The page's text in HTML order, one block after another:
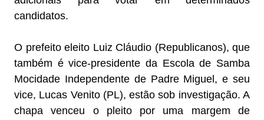
candidatos.
O prefeito eleito Luiz Cláudio (Republicanos), que
também é vice-presidente da Escola de Samba
Mocidade Independente de Padre Miguel, e seu
vice, Lucas Venito (PL), estão sob investigação. A
chapa venceu o pleito por uma margem de